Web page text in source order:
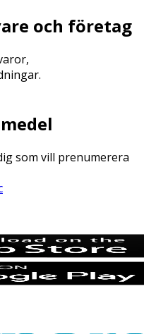
och företag
som vill prenumerera